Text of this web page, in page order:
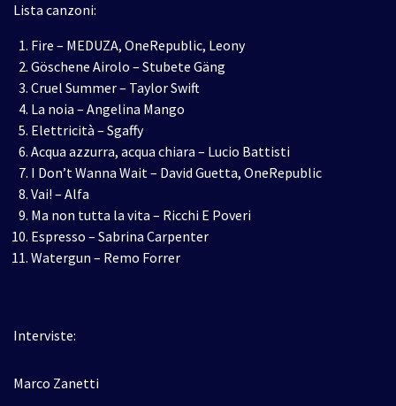
Lista canzoni:
Fire – MEDUZA, OneRepublic, Leony
Göschene Airolo – Stubete Gäng
Cruel Summer – Taylor Swift
La noia – Angelina Mango
Elettricità – Sgaffy
Acqua azzurra, acqua chiara – Lucio Battisti
I Don’t Wanna Wait – David Guetta, OneRepublic
Vai! – Alfa
Ma non tutta la vita – Ricchi E Poveri
Espresso – Sabrina Carpenter
Watergun – Remo Forrer
Interviste:
Marco Zanetti